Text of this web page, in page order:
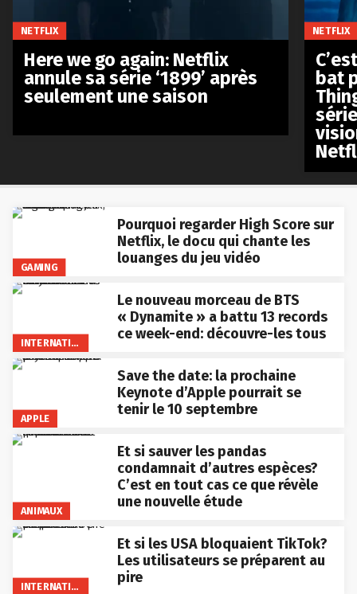
GAMING
Pourquoi regarder High Score sur
Netflix, le docu qui chante les
louanges du jeu vidéo
INTERNATIONAL
Le nouveau morceau de BTS
« Dynamite » a battu 13 records
ce week-end: découvre-les tous
APPLE
Save the date: la prochaine
Keynote d’Apple pourrait se
tenir le 10 septembre
ANIMAUX
Et si sauver les pandas
condamnait d’autres espèces?
C’est en tout cas ce que révèle
une nouvelle étude
INTERNATIONAL
Et si les USA bloquaient TikTok?
Les utilisateurs se préparent au
pire
NETFLIX
Here we go again: Netflix
annule sa série ‘1899’ après
seulement une saison
NETFLIX
bat